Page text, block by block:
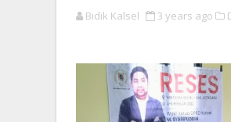
Bidik Kalsel 3 years ago